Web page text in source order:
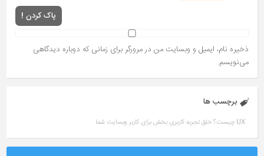
پاک کردن !
ذخیره نام، ایمیل و وبسایت من در مرورگر برای زمانی که دوباره دیدگاهی
می‌نویسم.
برچسب ها
UX چیست؟ خلق تجربه کاربری بخش برای کاربر وبسایت شما